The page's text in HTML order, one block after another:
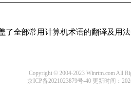
全部常用计算机术语的翻译及用
Copyright © 2004-2023 Winrtm.com All
京ICP备2021023879号-40 更新时间：